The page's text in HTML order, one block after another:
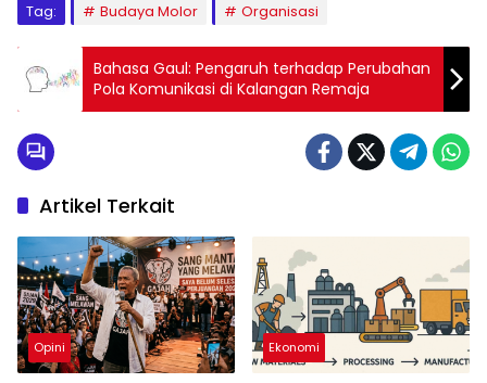
Tag: Budaya Molor Organisasi
Bahasa Gaul: Pengaruh terhadap Perubahan
Pola Komunikasi di Kalangan Remaja
Artikel Terkait
Opini Ekonomi